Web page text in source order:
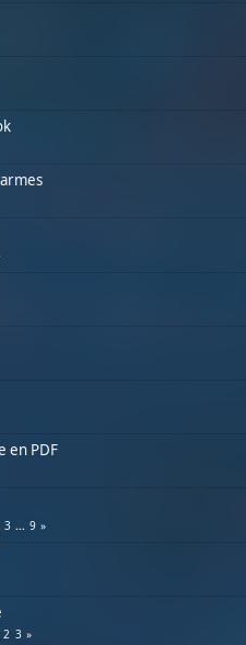
en PDF
3 ... 9
2 3